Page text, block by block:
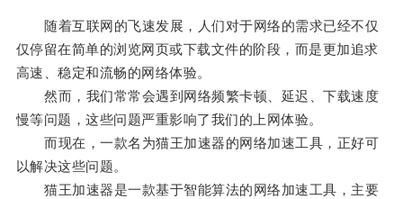
随着互联网的飞速发展，人们对于网络的需求已经不仅
仅停留在简单的浏览网页或下载文件的阶段，而是更加追求
高速、稳定和流畅的网络体验。
然而，我们常常会遇到网络频繁卡顿、延迟、下载速度
慢等问题，这些问题严重影响了我们的上网体验。
而现在，一款名为猫王加速器的网络加速工具，正好可
以解决这些问题。
猫王加速器是一款基于智能算法的网络加速工具，主要